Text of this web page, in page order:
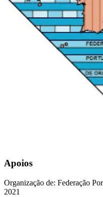
Apoios
Organização de: Federação
2021